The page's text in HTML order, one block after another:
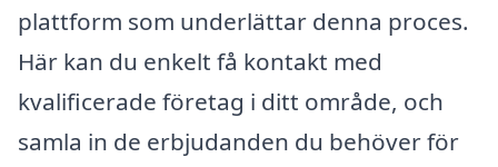
plattform som underlättar denna proces.
Här kan du enkelt få kontakt med
kvalificerade företag i ditt område, och
samla in de erbjudanden du behöver för